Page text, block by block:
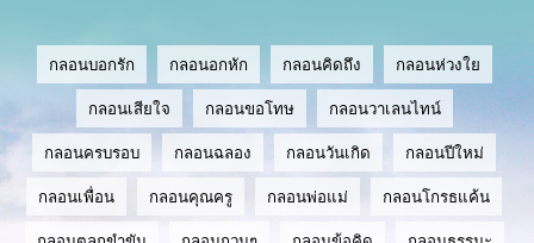
กลอนบอกรัก กลอนอกหัก กลอนคิดถึง กลอนห่วงใย
กลอนเสียใจ กลอนขอโทษ กลอนวาเลนไทน์
กลอนครบรอบ กลอนฉลอง กลอนวันเกิด กลอนปีใหม่
กลอนเพื่อน กลอนคุณครู กลอนพ่อแม่ กลอนโกรธแค้น